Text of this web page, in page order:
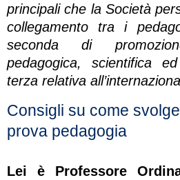
principali che la Società
collegamento tra i
seconda di
pedagogica, scientifica
terza relativa
Consigli su come
prova pedagogia
Lei è Professore